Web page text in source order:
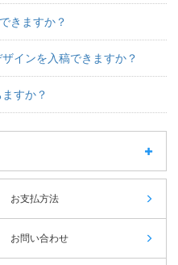
きますか？
インを入稿できますか？
すか？
お支払方法
お問い合わせ